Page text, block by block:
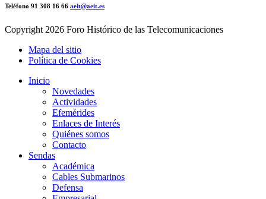
Teléfono 91 308 16 66 aeit@aeit.es
Copyright 2026 Foro Histórico de las Telecomunicaciones
Mapa del sitio
Política de Cookies
Inicio
Novedades
Actividades
Efemérides
Enlaces de Interés
Quiénes somos
Contacto
Sendas
Académica
Cables Submarinos
Defensa